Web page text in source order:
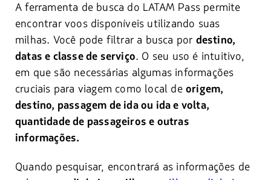
A ferramenta de busca do LATAM Pass permite
encontrar voos disponíveis utilizando suas
milhas. Você pode filtrar a busca por destino,
datas e classe de serviço. O seu uso é intuitivo,
em que são necessárias algumas informações
cruciais para viagem como local de origem,
destino, passagem de ida ou ida e volta,
quantidade de passageiros e outras
informações.
Quando pesquisar, encontrará as informações de